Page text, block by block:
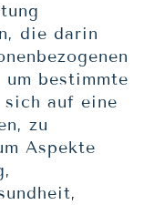
die darin
um bestimmte
auf eine
zu
Aspekte